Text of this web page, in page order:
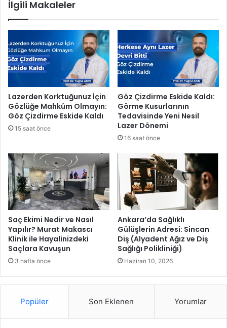
m
a
d
ı
r
l
ı
k
n
l
j
l
e
r
l
e
g
e
l
e
İlgili Makaleler
Lazerden Korktuğunuz İçin
Gözlüğe Mahkûm Olmayın:
Göz Çizdirme Eskide Kaldı
15 saat önce
Göz Çizdirme Eskide Kaldı:
Görme Kusurlarının
Tedavisinde Yeni Nesil
Lazer Dönemi
16 saat önce
Saç Ekimi Nedir ve Nasıl
Yapılır? Murat Makascı
Klinik ile Hayalinizdeki
Saçlara Kavuşun
3 hafta önce
Ankara’da Sağlıklı
Gülüşlerin Adresi: Sincan
Diş (Alyadent Ağız ve Diş
Sağlığı Polikliniği)
Haziran 10, 2026
Popüler Son Eklenen Yorumlar